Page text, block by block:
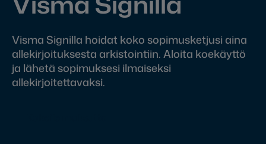
Visma Signilla hoidat koko sopimusketjusi aina
allekirjoituksesta arkistointiin. Aloita koekäyttö
ja lähetä sopimuksesi ilmaiseksi
allekirjoitettavaksi.